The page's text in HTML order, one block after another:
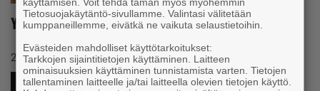
Yrittäjien kevätkiertue Vaalassa
22.3.2022 klo 09:31 Tapahtuma #HYVINVOINTI
#JOHTAMINEN #KASVU&KEHITYS
Tietosuojakäytäntö-sivullamme. Valintasi välitetään
kumppaneillemme, eivätkä ne vaikuta selaustietoihin.
Evästeiden mahdolliset käyttötarkoitukset:
Tarkkojen sijaintitietojen käyttäminen. Laitteen
ominaisuuksien käyttäminen tunnistamista varten. Tietojen
tallentaminen laitteelle ja/tai laitteella olevien tietojen käyttö.